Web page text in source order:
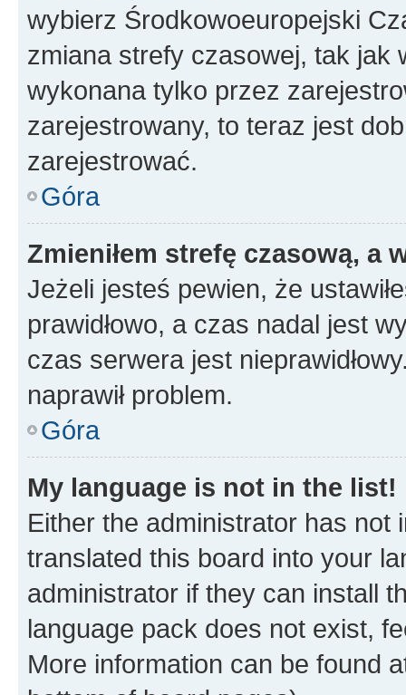
wybierz Środkowoeuropejski
zmiana strefy czasowej, tak jak
wykonana tylko przez
zarejestrowany, to teraz jest
zarejestrować.
Góra
Zmieniłem strefę czasową, a
Jeżeli jesteś pewien, że
prawidłowo, a czas nadal jest
czas serwera jest
naprawił problem.
Góra
My language is not in the list!
Either the administrator has not
translated this board into your
administrator if they can install
language pack does not exist,
More information can be found